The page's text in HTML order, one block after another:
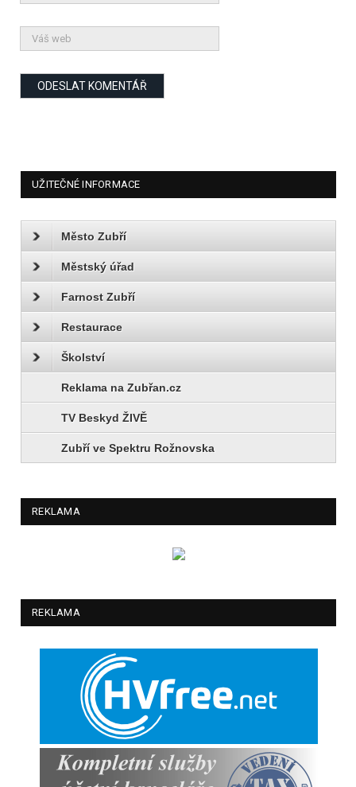
UŽITEČNÉ INFORMACE
Město Zubří
Městský úřad
Farnost Zubří
Restaurace
Školství
Reklama na Zubřan.cz
TV Beskyd ŽIVĚ
Zubří ve Spektru Rožnovska
REKLAMA
REKLAMA